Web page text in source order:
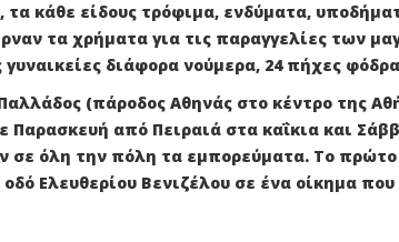
κάθε είδους τρόφιμα, ενδύματα,
τα χρήματα για τις παραγγελίες των
διάφορα νούμερα, 24 πήχες
(πάροδος Αθηνάς στο κέντρο της
από Πειραιά στα καΐκια και
σε όλη την πόλη τα εμπορεύματα. Το
Ελευθερίου Βενιζέλου σε ένα οίκημα